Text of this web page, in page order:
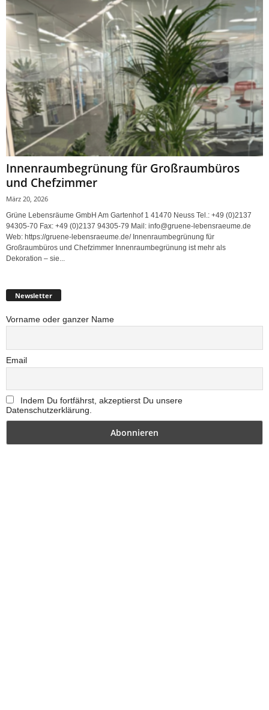
Innenraumbegrünung für Großraumbüros
und Chefzimmer
März 20, 2026
Grüne Lebensräume GmbH Am Gartenhof 1 41470 Neuss Tel.: +49 (0)2137
94305-70 Fax: +49 (0)2137 94305-79 Mail: info@gruene-lebensraeume.de
Web: https://gruene-lebensraeume.de/ Innenraumbegrünung für
Großraumbüros und Chefzimmer Innenraumbegrünung ist mehr als
Dekoration – sie...
Newsletter
Vorname oder ganzer Name
Email
Indem Du fortfährst, akzeptierst Du unsere
Datenschutzerklärung.